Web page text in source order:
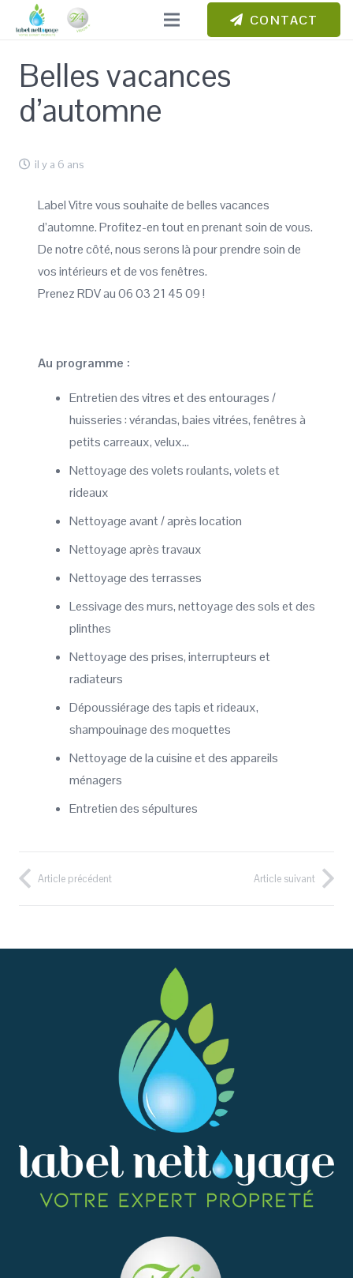
CONTACT
Belles vacances
d’automne
il y a 6 ans
Label Vitre vous souhaite de belles vacances
d’automne. Profitez-en tout en prenant soin de vous.
De notre côté, nous serons là pour prendre soin de
vos intérieurs et de vos fenêtres.
Prenez RDV au 06 03 21 45 09 !
Au programme :
Entretien des vitres et des entourages /
huisseries : vérandas, baies vitrées, fenêtres à
petits carreaux, velux…
Nettoyage des volets roulants, volets et
rideaux
Nettoyage avant / après location
Nettoyage après travaux
Nettoyage des terrasses
Lessivage des murs, nettoyage des sols et des
plinthes
Nettoyage des prises, interrupteurs et
radiateurs
Dépoussiérage des tapis et rideaux,
shampouinage des moquettes
Nettoyage de la cuisine et des appareils
ménagers
Entretien des sépultures
Article précédent Article suivant